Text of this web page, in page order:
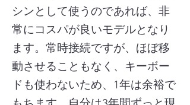
シンとして使うのであれば、非
常にコスパが良いモデルとなり
ます。常時接続ですが、ほぼ移
動させることもなく、キーボー
ドも使わないため、1年は余裕で